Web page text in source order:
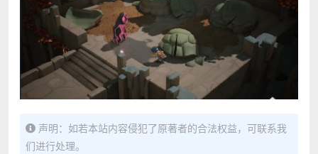
声明：如若本站内容侵犯了原著者的合法权益，可联系我
们进行处理。